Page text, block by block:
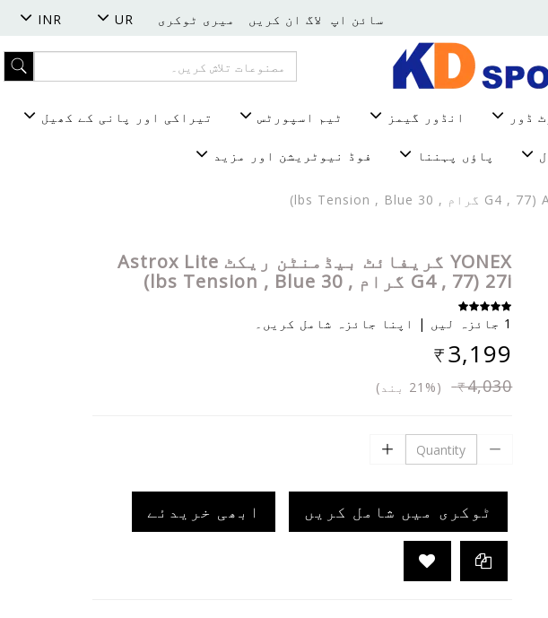
سائن اپ لاگ ان کریں میری ٹوکری UR
INR
ڈور انڈور گیمز ٹیم اسپورٹس تیراکی اور پانی کے کھیل
پاؤں پہننا فوڈ نیوٹریشن اور مزید
YONEX گریفائٹ بیڈمنٹن ریکٹ Astrox Lite
27i (G4 , 77 گرام , 30 lbs Tension , Blue)
1 جائزہ لیں | اپنا جائزہ شامل کریں۔
₹3,199
₹4,030 (21% بند)
ٹوکری میں شامل کریں ابھی خریدئے